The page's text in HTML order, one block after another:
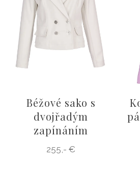
Béžové sako s
dvojřadým
zapínáním
255,- €